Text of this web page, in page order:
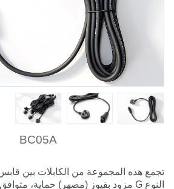
BC05A
تجمع هذه المجموعة من الكابلات بين